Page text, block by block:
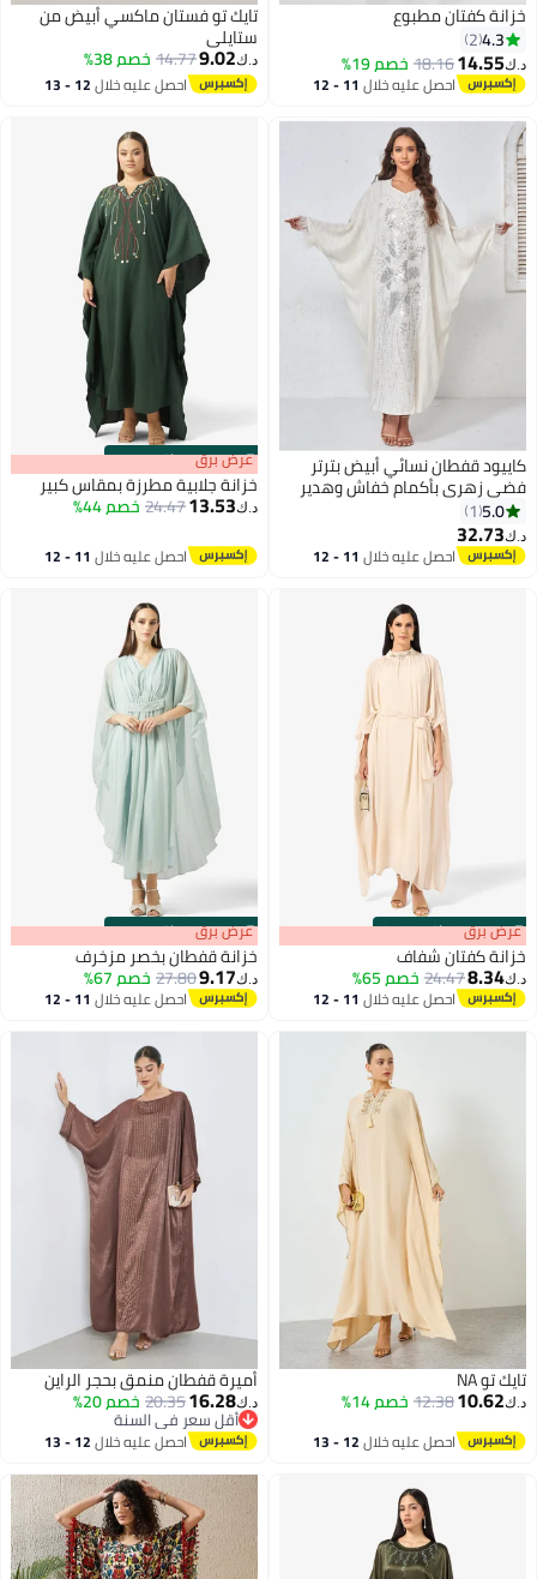
خزانة كفتان مطبوع
4.3
2
د.ك‏14.55
18.16خصم 19%
احصل عليه خلال 11 - 12
تايك تو فستان ماكسي أبيض من
ستايلي
د.ك‏9.02
14.77خصم 38%
احصل عليه خلال 12 - 13
كاييود قفطان نسائي أبيض بترتر
فضي زهري بأكمام خفاش وهدير
ريش وحزام مدمج بوليستر رسمي
للعيد والزفاف مقاسات S-XL
5.0
1
د.ك‏32.73
احصل عليه خلال 11 - 12
00m:00s
·باقي 100% عرض برق
خزانة جلابية مطرزة بمقاس كبير
د.ك‏13.53
24.47خصم 44%
احصل عليه خلال 11 - 12
00m:00s
·باقي 100% عرض برق
خزانة كفتان شفاف
د.ك‏8.34
24.47خصم 65%
احصل عليه خلال 11 - 12
00m:00s
·باقي 100% عرض برق
خزانة قفطان بخصر مزخرف
د.ك‏9.17
27.80خصم 67%
احصل عليه خلال 11 - 12
تايك تو NA
د.ك‏10.62
12.38خصم 14%
احصل عليه خلال 12 - 13
2
أميرة قفطان منمق بحجر الراين
د.ك‏16.28
20.35خصم 20%
أقل سعر في السنة
أقل سعر في السنة
احصل عليه خلال 12 - 13